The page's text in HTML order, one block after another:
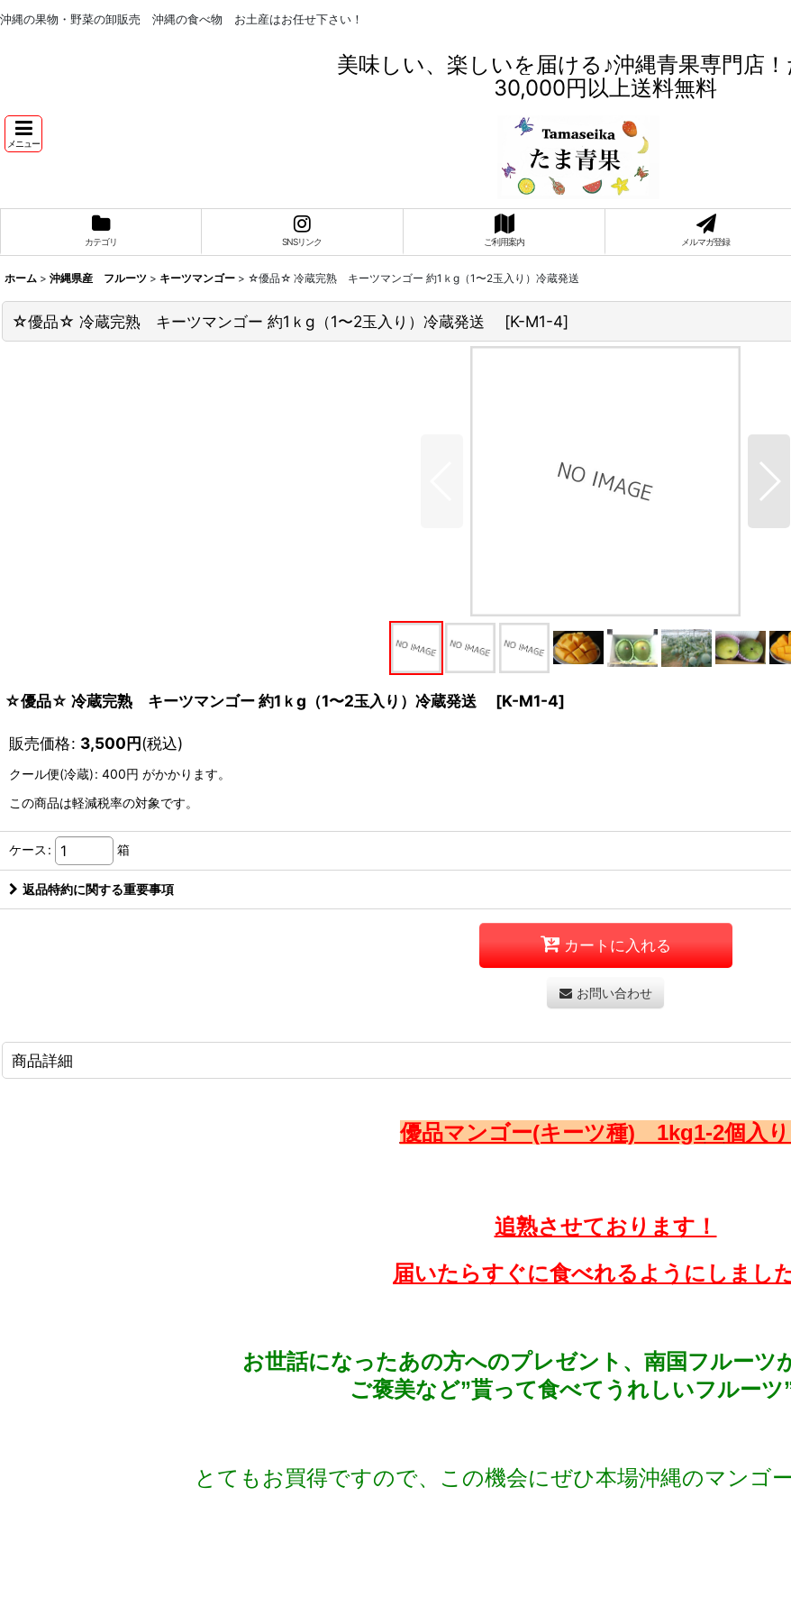
沖縄の果物・野菜の卸販売 沖縄の食べ物 お土産はお任せ下さい！
美味しい、楽しいを届ける♪沖縄青果専門店
30,000円以上送料無料
メニュー
カテゴリ SNSリンク ご利用案内 メルマガ登録
ホーム > 沖縄県産 フルーツ > キーツマンゴー > ☆優品☆ 冷蔵完熟 キーツマンゴー 約1ｋg（1〜2玉入り）冷蔵発送
☆優品☆ 冷蔵完熟 キーツマンゴー 約1ｋg（1〜2玉入り）冷蔵発送 [K-M1-4]
☆優品☆ 冷蔵完熟 キーツマンゴー 約1ｋg（1〜2玉入り）冷蔵発送 [K-M1-4]
販売価格: 3,500円(税込)
クール便(冷蔵): 400円 がかかります。
この商品は軽減税率の対象です。
ケース : 箱
返品特約に関する重要事項
カートに入れる
お問い合わせ
商品詳細
優品マンゴー(キーツ種) 1kg1-2個入り
追熟させております！
届いたらすぐに食べれるようにしまし
お世話になったあの方へのプレゼント、南国フルーツ
ご褒美など”貰って食べてうれしいフルーツ”
とてもお買得ですので、この機会にぜひ本場沖縄のマンゴ